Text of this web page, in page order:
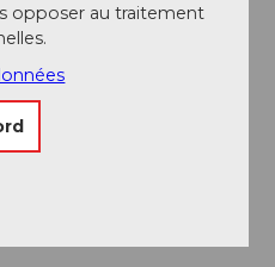
opposer au traitement